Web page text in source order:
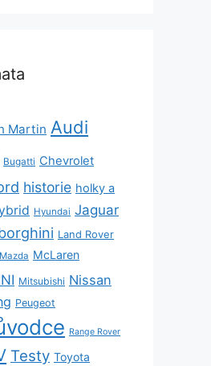
Martin Audi
Bugatti Chevrolet
historie holky a
Hyundai Jaguar
Land Rover
Mazda McLaren
Mitsubishi Nissan
Peugeot
Range Rover
Testy Toyota